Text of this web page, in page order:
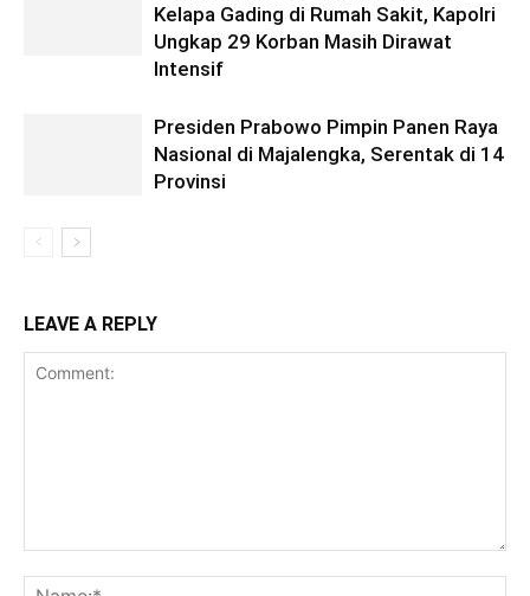
Kelapa Gading di Rumah Sakit, Kapolri
Ungkap 29 Korban Masih Dirawat
Intensif
Presiden Prabowo Pimpin Panen Raya
Nasional di Majalengka, Serentak di 14
Provinsi
LEAVE A REPLY